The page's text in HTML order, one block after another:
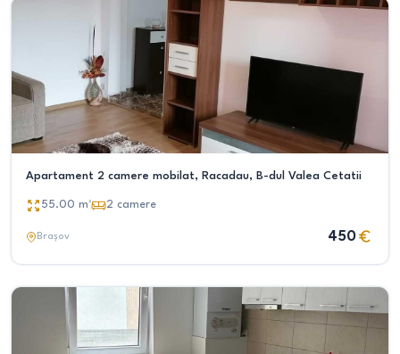
Apartament 2 camere mobilat, Racadau, B-dul Valea Cetatii
55.00 m² 2 camere
Brașov 450